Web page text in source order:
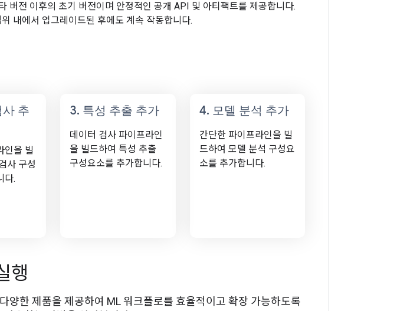
버전 이후의 초기 버전이며 안정적인 공개 API 및 아티팩트를 제공합니다.
내에서 업그레이드된 후에도 계속 작동합니다.
추
인을 빌
사 구성
다.
3. 특성 추출 추가
데이터 검사 파이프라인
을 빌드하여 특성 추출
구성요소를 추가합니다.
4. 모델 분석 추가
간단한 파이프라인을 빌
드하여 모델 분석 구성요
소를 추가합니다.
행
양한 제품을 제공하여 ML 워크플로를 효율적이고 확장 가능하도록